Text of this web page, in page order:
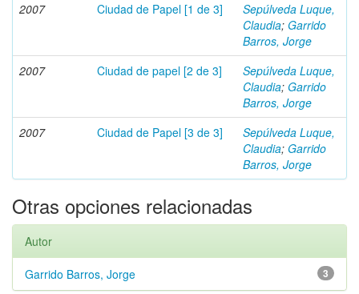
2007 Ciudad de Papel [1 de 3]
Sepúlveda Luque,
Claudia; Garrido
Barros, Jorge
2007
Ciudad de papel [2 de 3]
Sepúlveda Luque,
Claudia; Garrido
Barros, Jorge
2007
Ciudad de Papel [3 de 3]
Sepúlveda Luque,
Claudia; Garrido
Barros, Jorge
Otras opciones relacionadas
Autor
3
Garrido Barros, Jorge